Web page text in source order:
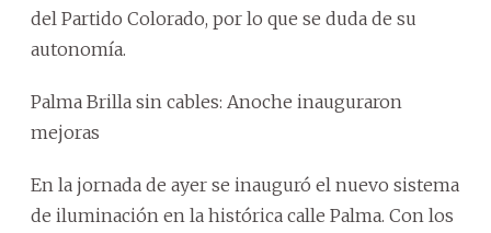
del Partido Colorado, por lo que se duda de su
autonomía.
Palma Brilla sin cables: Anoche inauguraron
mejoras
En la jornada de ayer se inauguró el nuevo sistema
de iluminación en la histórica calle Palma. Con los